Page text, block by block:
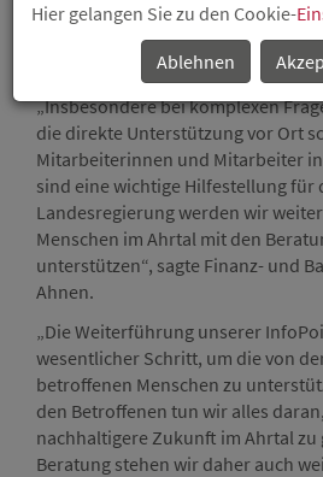
Unterstützungsangebot in
einzelnen ISB-InfoPoints verteilen
die betroffene Region.
„Insbesondere bei komplexen
die direkte Unterstützung vor Ort
Mitarbeiterinnen und Mitarbeiter
sind eine wichtige Hilfestellung für
Landesregierung werden wir
Menschen im Ahrtal mit den
unterstützen“, sagte Finanz- und
Ahnen.
„Die Weiterführung unserer
wesentlicher Schritt, um die von
betroffenen Menschen zu
den Betroffenen tun wir alles
nachhaltigere Zukunft im Ahrtal zu
Beratung stehen wir daher auch
Hier gelangen Sie zu den Cookie-
Ablehnen